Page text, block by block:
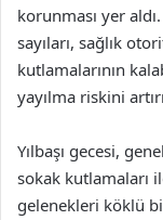
korunması yer
sayıları, sağlık
kutlamalarının
yayılma riskini
Yılbaşı gecesi,
sokak kutlamaları
gelenekleri köklü